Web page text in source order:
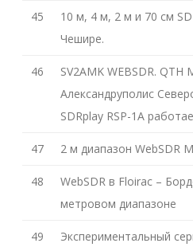
45
10 м, 4 м, 2 м и 70 см
Чешире.
46
SV2AMK WEBSDR. QTH
Александруполис
SDRplay RSP-1A
47 2 м диапазон WebSDR
48
WebSDR в Floirac –
метровом диапазоне
49
Экспериментальный